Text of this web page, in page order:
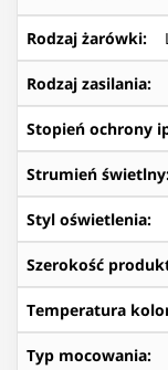
Rodzaj żarówki:
Rodzaj zasilania:
Stopień ochrony
Strumień świetlny
Styl oświetlenia:
Szerokość
Temperatura
Typ mocowania: